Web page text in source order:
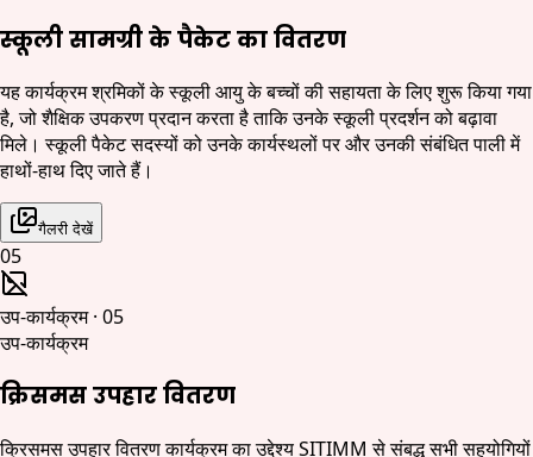
स्कूली सामग्री के पैकेट का वितरण
यह कार्यक्रम श्रमिकों के स्कूली आयु के बच्चों की सहायता के लिए शुरू किया गया
है, जो शैक्षिक उपकरण प्रदान करता है ताकि उनके स्कूली प्रदर्शन को बढ़ावा
मिले। स्कूली पैकेट सदस्यों को उनके कार्यस्थलों पर और उनकी संबंधित पाली में
हाथों-हाथ दिए जाते हैं।
गैलरी देखें
05
उप-कार्यक्रम· 05
उप-कार्यक्रम
क्रिसमस उपहार वितरण
क्रिसमस उपहार वितरण कार्यक्रम का उद्देश्य SITIMM से संबद्ध सभी सहयोगियों